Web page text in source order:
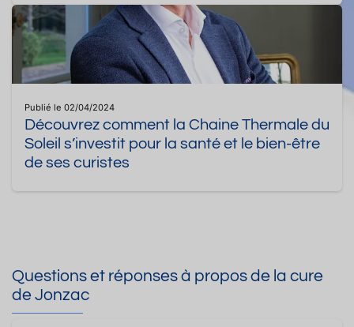
Publié le 02/04/2024
Découvrez comment la Chaine Thermale du
Soleil s’investit pour la santé et le bien-être
de ses curistes
Questions et réponses à propos de la cure
de Jonzac